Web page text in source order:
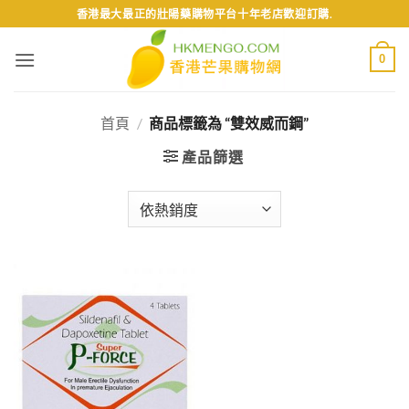
to
content
香港最大最正的壯陽藥購物平台十年老店歡迎訂購.
0
首頁 / 商品標籤為 “雙效威而鋼”
產品篩選